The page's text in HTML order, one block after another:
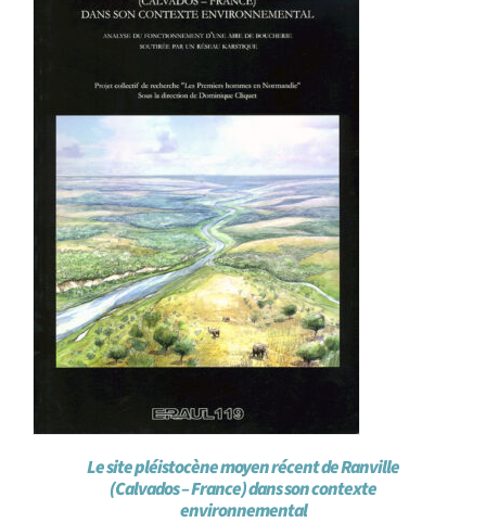
Le site pléistocène moyen récent de Ranville
(Calvados – France) dans son contexte
environnemental